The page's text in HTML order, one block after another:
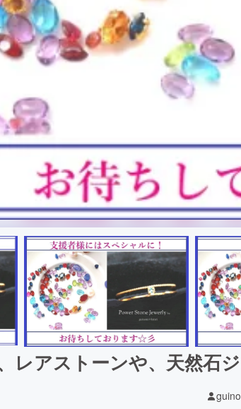
レアストーンや、天然石